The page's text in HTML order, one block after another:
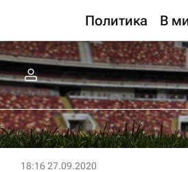
Политика В
18:16 27.09.2020